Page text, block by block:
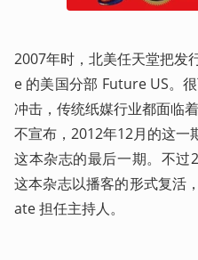
2007年时，北美任天堂把发
e 的美国分部 Future US。
冲击，传统纸媒行业都面临
不宣布，2012年12月的这
这本杂志的最后一期。不过
这本杂志以播客的形式复活
ate 担任主持人。